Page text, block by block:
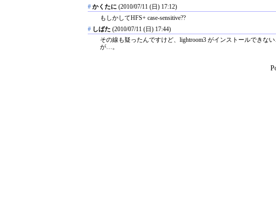
# かくたに (2010/07/11 (日) 17:12)
もしかしてHFS+ case-sensitive??
# しばた (2010/07/11 (日) 17:44)
その線も疑ったんですけど、lightroom3 がインストールできな
が…。